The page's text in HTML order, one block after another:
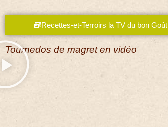
Recettes-et-Terroirs la TV du bon Goût
Tournedos de magret en vidéo